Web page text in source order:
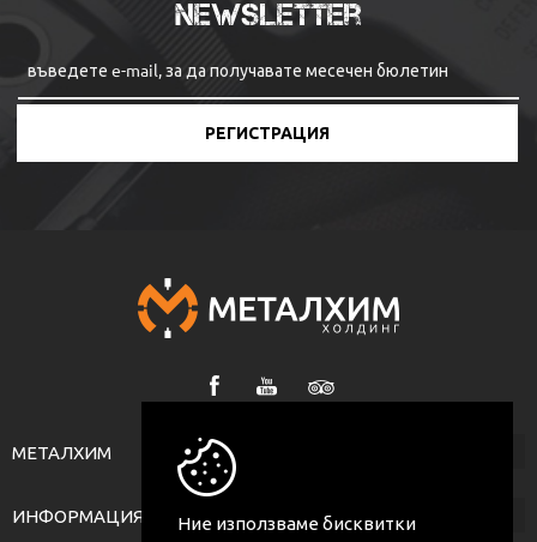
Ние използваме бисквитки
Newsletter
РЕГИСТРАЦИЯ
МЕТАЛХИМ
ИНФОРМАЦИЯ